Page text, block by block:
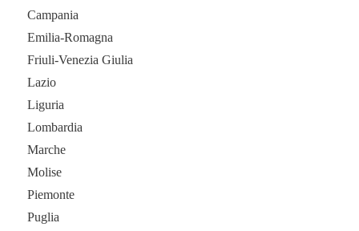
Campania
Emilia-Romagna
Friuli-Venezia Giulia
Lazio
Liguria
Lombardia
Marche
Molise
Piemonte
Puglia